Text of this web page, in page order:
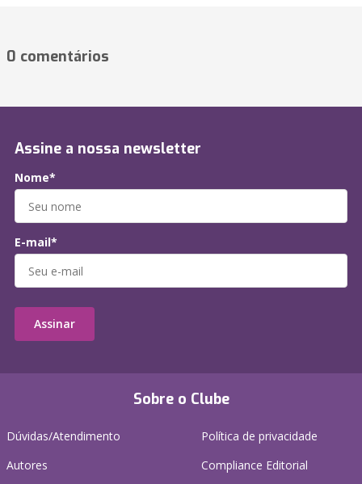
0 comentários
Sobre o Clube
Dúvidas/Atendimento
Autores
Política de privacidade
Compliance Editorial
Assine a nossa newsletter
Nome*
E-mail*
Assinar